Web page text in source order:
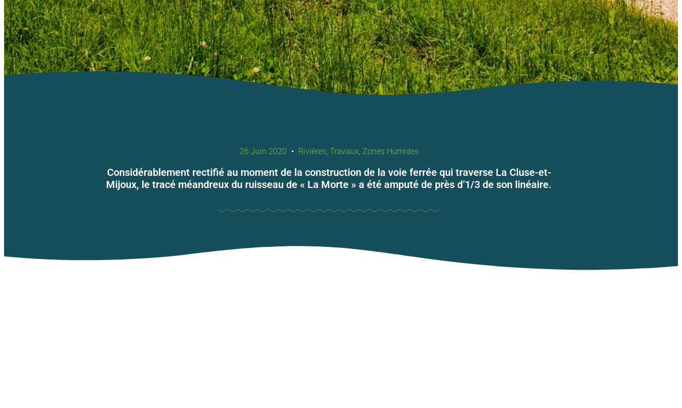
26 Juin 2020 Rivières, Travaux, Zones Humides
Considérablement rectifié au moment de la construction de la voie ferrée qui traverse La Cluse-et-
Mijoux, le tracé méandreux du ruisseau de « La Morte » a été amputé de près d’1/3 de son linéaire.